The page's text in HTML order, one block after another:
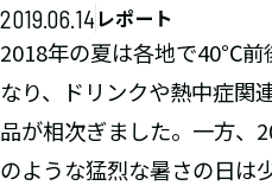
2019.06.14 レポート
2018年の夏は各地で40℃前
なり、ドリンクや熱中症関
品が相次ぎました。一方、
のような猛烈な暑さの日は